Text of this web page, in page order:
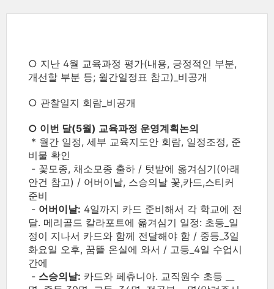
○ 지난 4월 교육과정 평가(내용, 긍정적인 부분,
개선할 부분 등; 월간일정표 참고)_비공개
○ 관찰일지 회람_비공개
○ 이번 달(5월) 교육과정 운영계획논의
* 월간 일정, 세부 교육지도안 회람, 일정조정, 준
비물 확인
- 꽃모종, 채소모종 출하 / 텃밭에 옮겨심기(아래
안건 참고) / 어버이날, 스승의날 꽃,카드,스티커
준비
- 어버이날: 4일까지 카드 준비해서 각 학교에 전
달. 메리골드 칼라포트에 옮겨심기 일정: 초등_일
정이 지나서 카드와 함께 전달해야 함 / 중등_3일
화요일 오후, 꿈뜰 온실에 와서 / 고등_4일 수업시
간에
- 스승의날: 카드와 페츄니아. 교직원수 초등 __